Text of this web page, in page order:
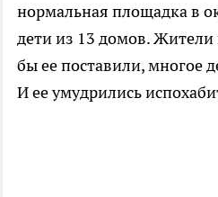
нормальная площадка в
дети из 13 домов. Жители
бы ее поставили, многое
И ее умудрились